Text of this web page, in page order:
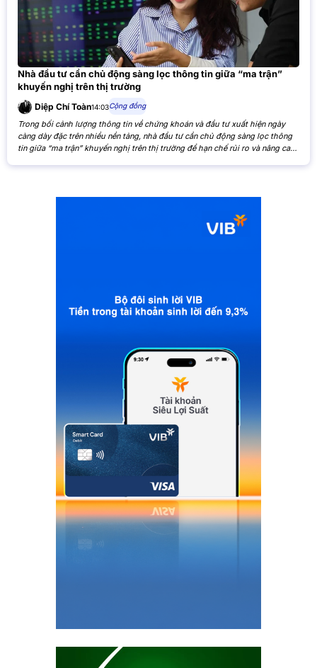
Nhà đầu tư cần chủ động sàng lọc thông tin giữa “ma trận”
khuyến nghị trên thị trường
Diệp Chí Toàn14:03Cộng đồng
Trong bối cảnh lượng thông tin về chứng khoán và đầu tư xuất hiện ngày
càng dày đặc trên nhiều nền tảng, nhà đầu tư cần chủ động sàng lọc thông
tin giữa “ma trận” khuyến nghị trên thị trường để hạn chế rủi ro và nâng cao